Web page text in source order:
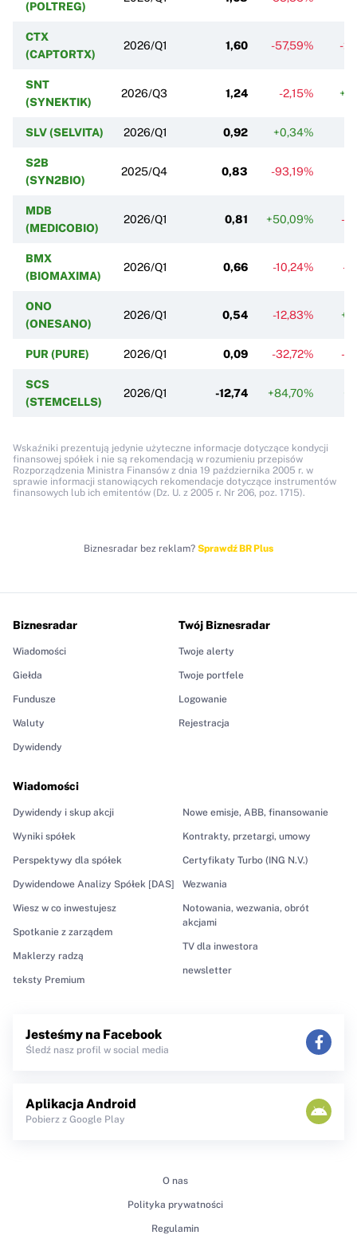
(POLTREG)
CTX
(CAPTORTX)
2026/Q1 1,60 -57,59% -
SNT
(SYNEKTIK)
2026/Q3 1,24 -2,15%
SLV (SELVITA) 2026/Q1 0,92 +0,34%
S2B
(SYN2BIO)
2025/Q4 0,83 -93,19%
MDB
(MEDICOBIO)
2026/Q1 0,81 +50,09% -
BMX
(BIOMAXIMA)
2026/Q1 0,66 -10,24% -
ONO
(ONESANO)
2026/Q1 0,54 -12,83%
PUR (PURE) 2026/Q1 0,09 -32,72% -
SCS
(STEMCELLS)
2026/Q1 -12,74 +84,70%
Wskaźniki prezentują jedynie użyteczne informacje dotyczące kondycji
finansowej spółek i nie są rekomendacją w rozumieniu przepisów
Rozporządzenia Ministra Finansów z dnia 19 października 2005 r. w
sprawie informacji stanowiących rekomendacje dotyczące instrumentów
finansowych lub ich emitentów (Dz. U. z 2005 r. Nr 206, poz. 1715).
Biznesradar bez reklam? Sprawdź BR Plus
Biznesradar
Wiadomości
Giełda
Fundusze
Waluty
Dywidendy
Wiadomości
Dywidendy i skup akcji
Wyniki spółek
Perspektywy dla spółek
Dywidendowe Analizy Spółek [DAS]
Wiesz w co inwestujesz
Spotkanie z zarządem
Maklerzy radzą
teksty Premium
Nowe emisje, ABB, finansowanie
Kontrakty, przetargi, umowy
Certyfikaty Turbo (ING N.V.)
Wezwania
Notowania, wezwania, obrót
akcjami
TV dla inwestora
newsletter
Twój Biznesradar
Twoje alerty
Twoje portfele
Logowanie
Rejestracja
Jesteśmy na Facebook
Śledź nasz profil w social media
Aplikacja Android
Pobierz z Google Play
O nas
Polityka prywatności
Regulamin